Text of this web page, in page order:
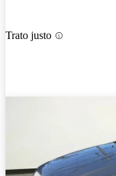
Trato justo